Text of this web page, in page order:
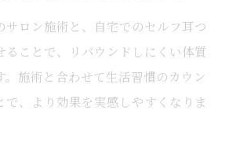
サロン施術と、自宅でのセルフ耳つ
ることで、リバウンドしにくい体質
。施術と合わせて生活習慣のカウン
で、より効果を実感しやすくなりま